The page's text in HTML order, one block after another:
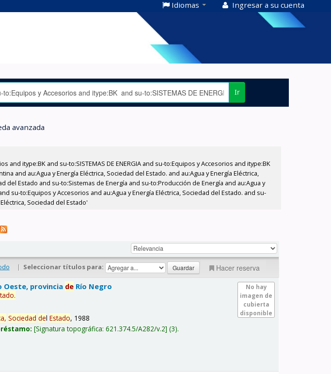
Idiomas Ingresar a su cuenta
Ir
avanzada
itype:BK and su-to:SISTEMAS DE ENERGIA and su-to:Equipos y Accesorios and itype:BK
and au:Agua y Energía Eléctrica, Sociedad del Estado. and au:Agua y Energía Eléctrica,
del Estado and su-to:Sistemas de Energía and su-to:Producción de Energía and au:Agua y
su-to:Equipos y Accesorios and au:Agua y Energía Eléctrica, Sociedad del Estado. and su-
Sociedad del Estado'
| Seleccionar títulos para: Hacer reserva
No hay
imagen de
cubierta
disponible
Oeste, provincia de Río Negro
.
Sociedad delEstado, 1988
Signatura topográfica:621.374.5/A282/v.2 (3).